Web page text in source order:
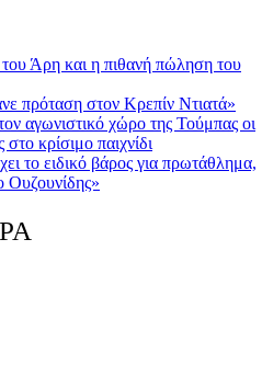
Άρη και η πιθανή πώληση του
στον Κρεπίν Ντιατά»
αγωνιστικό χώρο της Τούμπας οι
κρίσιμο παιχνίδι
το ειδικό βάρος για πρωτάθλημα,
Ουζουνίδης»